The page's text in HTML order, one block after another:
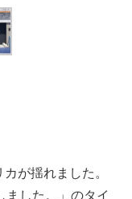
が揺れました。
した。」のタイ